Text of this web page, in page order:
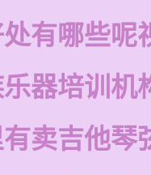
有哪些呢
器培训机
卖吉他琴